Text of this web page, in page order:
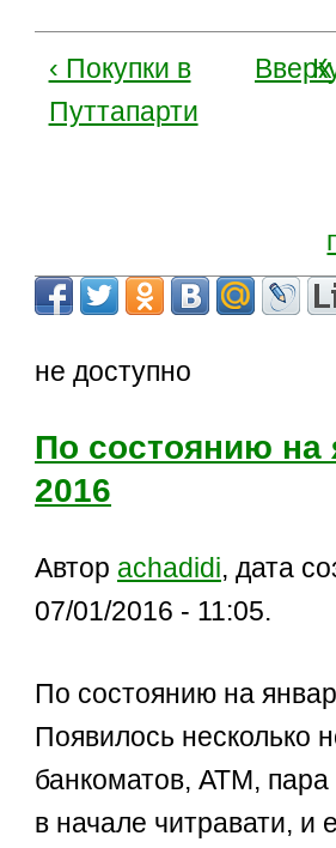
‹ Покупки в
Путтапарти
Вверх
не доступно
По состоянию на
2016
Автор achadidi, дата
07/01/2016 - 11:05.
По состоянию на
Появилось несколько
банкоматов, АТМ,
в начале читравати, и